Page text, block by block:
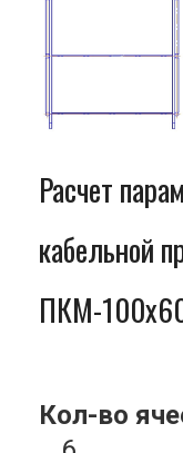
Расчет
кабельной
ПКМ-
Кол-во